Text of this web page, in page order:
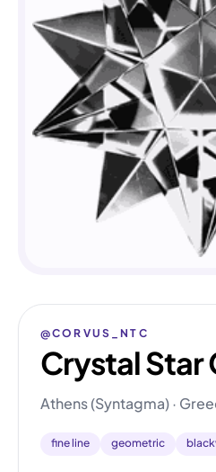
@CORVUS_NTC
Crystal Star
Athens (Syntagma) ·
fine line geometric